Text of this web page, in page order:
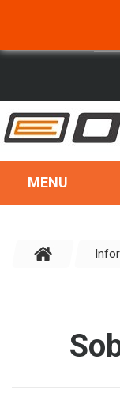
MENU